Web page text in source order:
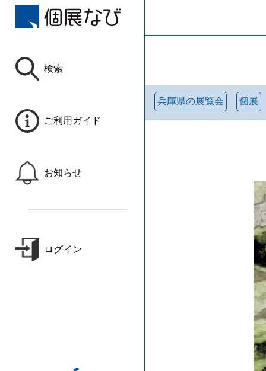
検索
ご利用ガイド
お知らせ
ログイン
兵庫県の展覧会 個展